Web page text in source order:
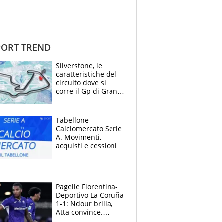
TREND
Silverstone, le
caratteristiche del
circuito dove si
corre il Gp di Gran
Tabellone
Calciomercato Serie
A. Movimenti,
acquisti e cessioni:
Pagelle Fiorentina-
Deportivo La Coruña
1-1: Ndour brilla,
Atta convince.